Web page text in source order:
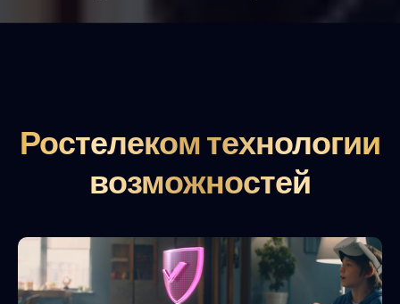
Ростелеком технологии
возможностей